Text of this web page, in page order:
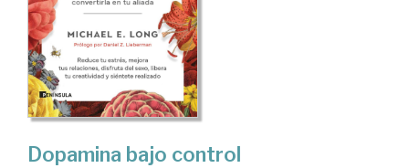
Dopamina bajo control